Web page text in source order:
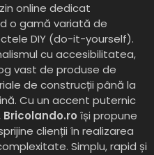
online dedicat
o gamă variată de
DIY (do-it-yourself).
cu accesibilitatea,
vast de produse de
de construcții până la
Cu un accent puternic
Bricolando.ro își propune
clienții în realizarea
Simplu, rapid și